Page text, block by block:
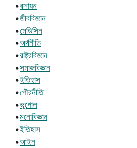
•রসায়ন
•জীববিজ্ঞান
•মেডিসিন
•অর্থনীতি
•রাষ্ট্রবিজ্ঞান
•সমাজবিজ্ঞান
•ইতিহাস
•পৌরনীতি
•ভূগোল
•মনোবিজ্ঞান
•ইতিহাস
•আইন